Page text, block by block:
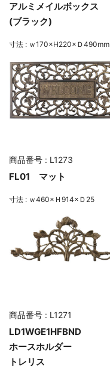
アルミメイルボックス
(ブラック)
寸法 : ｗ170×H220×Ｄ490mm
商品番号 : L1273
FL01 マット
寸法 : ｗ460×Ｈ914×Ｄ25
商品番号 : L1271
LD1WGE1HFBND
ホースホルダー
トレリス